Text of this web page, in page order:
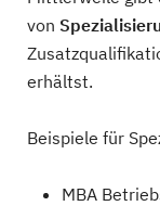
von
erhältst.
Beispiele für
MBA